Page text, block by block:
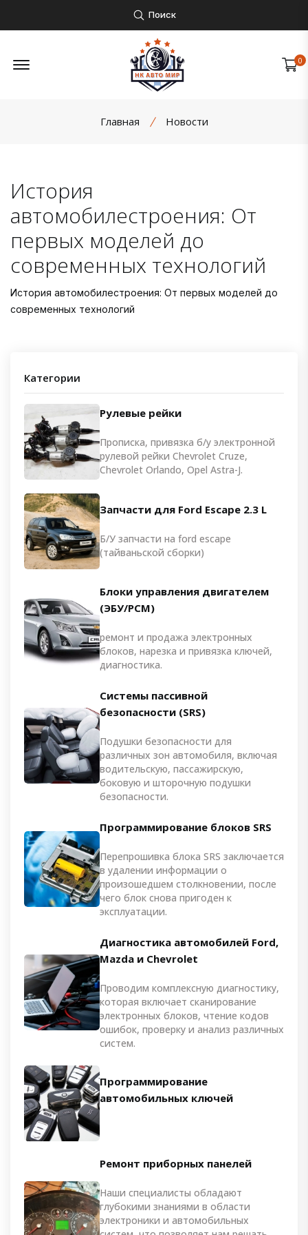
Поиск
Открыть боковое меню 0
Главная Новости
История
автомобилестроения: От
первых моделей до
современных технологий
История автомобилестроения: От первых моделей до
современных технологий
Категории
Рулевые рейки
Прописка, привязка б/у электронной
рулевой рейки Chevrolet Cruze,
Chevrolet Orlando, Opel Astra-J.
Запчасти для Ford Escape 2.3 L
Б/У запчасти на ford escape
(тайваньской сборки)
Блоки управления двигателем
(ЭБУ/PCM)
ремонт и продажа электронных
блоков, нарезка и привязка ключей,
диагностика.
Системы пассивной
безопасности (SRS)
Подушки безопасности для
различных зон автомобиля, включая
водительскую, пассажирскую,
боковую и шторочную подушки
безопасности.
Программирование блоков SRS
Перепрошивка блока SRS заключается
в удалении информации о
произошедшем столкновении, после
чего блок снова пригоден к
эксплуатации.
Диагностика автомобилей Ford,
Mazda и Chevrolet
Проводим комплексную диагностику,
которая включает сканирование
электронных блоков, чтение кодов
ошибок, проверку и анализ различных
систем.
Программирование
автомобильных ключей
Ремонт приборных панелей
Наши специалисты обладают
глубокими знаниями в области
электроники и автомобильных